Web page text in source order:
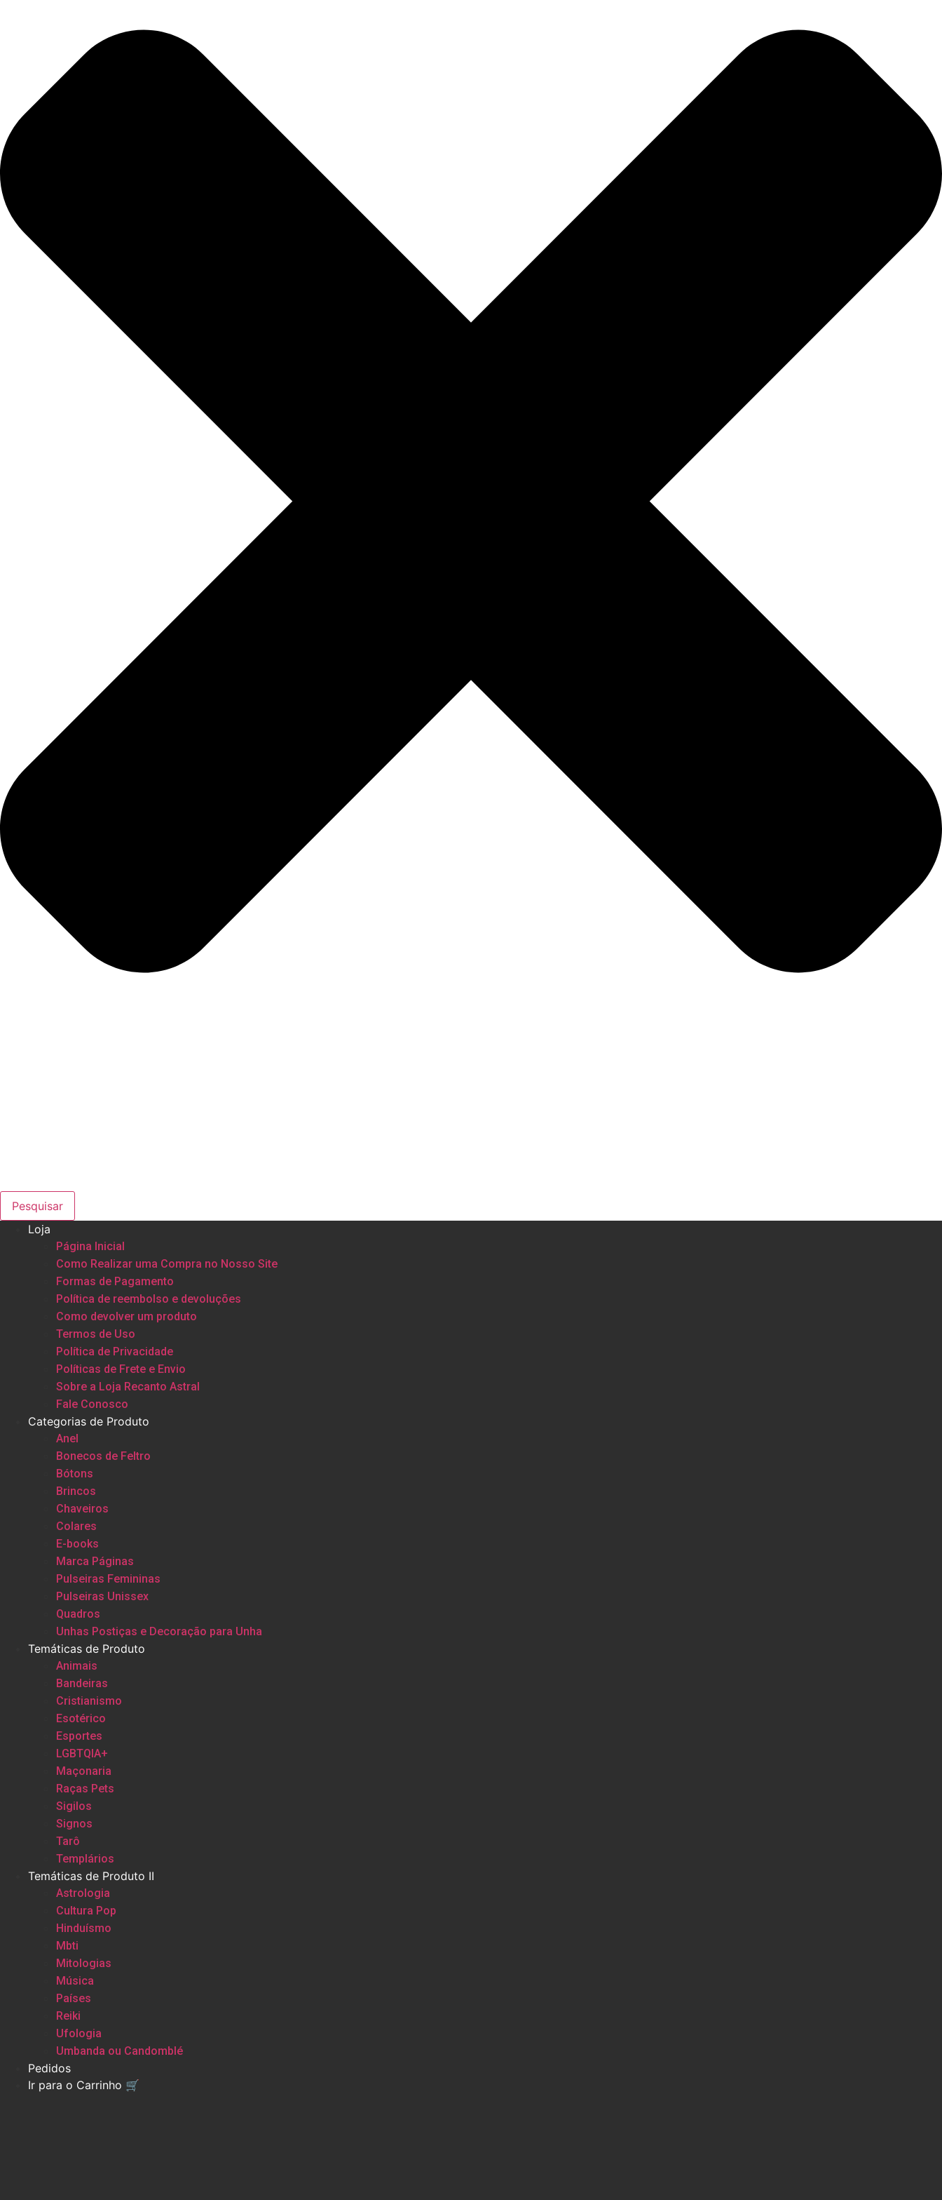
Pesquisar
Loja
Página Inicial
Como Realizar uma Compra no Nosso Site
Formas de Pagamento
Política de reembolso e devoluções
Como devolver um produto
Termos de Uso
Política de Privacidade
Políticas de Frete e Envio
Sobre a Loja Recanto Astral
Fale Conosco
Categorias de Produto
Anel
Bonecos de Feltro
Bótons
Brincos
Chaveiros
Colares
E-books
Marca Páginas
Pulseiras Femininas
Pulseiras Unissex
Quadros
Unhas Postiças e Decoração para Unha
Temáticas de Produto
Animais
Bandeiras
Cristianismo
Esotérico
Esportes
LGBTQIA+
Maçonaria
Raças Pets
Sigilos
Signos
Tarô
Templários
Temáticas de Produto II
Astrologia
Cultura Pop
Hinduísmo
Mbti
Mitologias
Música
Países
Reiki
Ufologia
Umbanda ou Candomblé
Pedidos
Ir para o Carrinho 🛒